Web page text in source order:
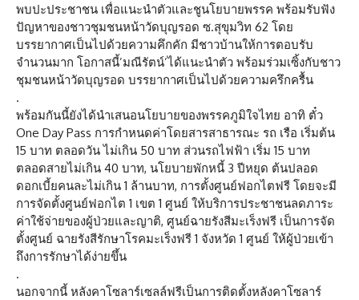
พบปะประชาชน เพื่อแนะนำตัวและชูนโยบายพรรค พร้อมรับฟัง
ปัญหาของชาวชุมชนหน้าวัดบุญรอด ซ.สุขุมวิท 62 โดย
บรรยากาศเป็นไปด้วยความคึกคัก มีชาวบ้านให้การตอบรับ
จำนวนมาก โอกาสนี้’มณีรัตน์’ได้แนะนำตัว พร้อมร่วมเซิ้งกับชาว
ชุมชนหน้าวัดบุญรอด บรรยากาศเป็นไปด้วยความครึกครื้น
.
พร้อมกันนี้ยังได้นำเสนอนโยบายของพรรคภูมิใจไทย อาทิ ตั๋ว
One Day Pass การกำหนดค่าโดยสารสาธารณะ รถ เรือ เริ่มต้น
15 บาท ตลอดวัน ไม่เกิน 50 บาท ส่วนรถไฟฟ้า เริ่ม 15 บาท
ตลอดสายไม่เกิน 40 บาท, นโยบายพักหนี้ 3 ปีหยุด ต้นปลอด
ดอกเบี้ยคนละไม่เกิน 1 ล้านบาท, การตั้งศูนย์ฟอกไตฟรี โดยจะมี
การจัดตั้งศูนย์ฟอกไต 1 เขต 1 ศูนย์ ให้บริการประชาชนลดภาระ
ค่าใช้จ่ายของผู้ป่วยและญาติ, ศูนย์ฉายรังสีมะเร็งฟรี เป็นการจัด
ตั้งศูนย์ ฉายรังสีรักษาโรคมะเร็งฟรี 1 จังหวัด 1 ศูนย์ ให้ผู้ป่วยเข้า
ถึงการรักษาได้ง่ายขึ้น
.
นอกจากนี้ หลังคาโซลาร์เซลล์ฟรีเป็นการติดตั้งหลังคาโซลาร์